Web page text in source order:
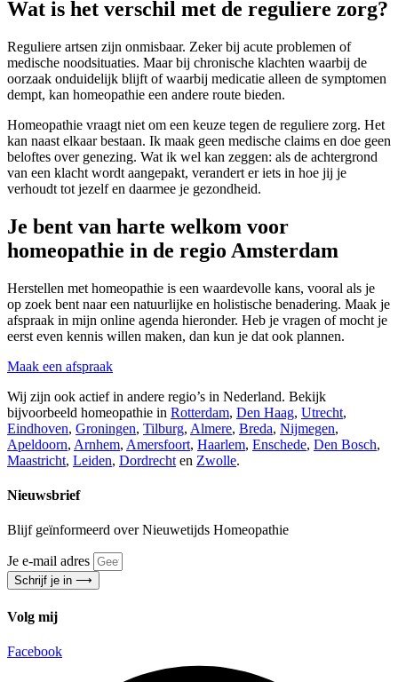
Wat is het verschil met de reguliere zorg?
Reguliere artsen zijn onmisbaar. Zeker bij acute problemen of
medische noodsituaties. Maar bij chronische klachten waarbij de
oorzaak onduidelijk blijft of waarbij medicatie alleen de symptomen
dempt, kan homeopathie een andere route bieden.
Homeopathie vraagt niet om een keuze tegen de reguliere zorg. Het
kan naast elkaar bestaan. Ik maak geen medische claims en doe geen
beloftes over genezing. Wat ik wel kan zeggen: als de achtergrond
van een klacht wordt aangepakt, verandert er iets in hoe jij je
verhoudt tot jezelf en daarmee je gezondheid.
Je bent van harte welkom voor
homeopathie in de regio Amsterdam
Herstellen met homeopathie is een waardevolle kans, vooral als je
op zoek bent naar een natuurlijke en holistische benadering. Maak je
afspraak in mijn online agenda hieronder. Heb je vragen of mocht je
eerst even kennis willen maken, dan kun je dat ook plannen.
Maak een afspraak
Wij zijn ook actief in andere regio’s in Nederland. Bekijk
bijvoorbeeld homeopathie in Rotterdam, Den Haag, Utrecht,
Eindhoven, Groningen, Tilburg, Almere, Breda, Nijmegen,
Apeldoorn, Arnhem, Amersfoort, Haarlem, Enschede, Den Bosch,
Maastricht, Leiden, Dordrecht en Zwolle.
Nieuwsbrief
Blijf geïnformeerd over Nieuwetijds Homeopathie
Je e-mail adres
Schrijf je in ⟶
Volg mij
Facebook